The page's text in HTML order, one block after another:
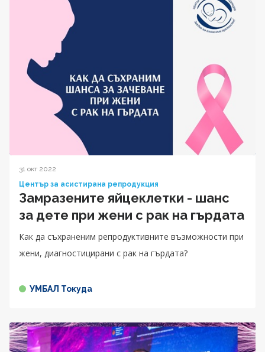
31 окт 2022
Център за асистирана репродукция
Замразените яйцеклетки - шанс
за дете при жени с рак на гърдата
Как да съхраненим репродуктивните възможности при
жени, диагностицирани с рак на гърдата?
УМБАЛ Токуда